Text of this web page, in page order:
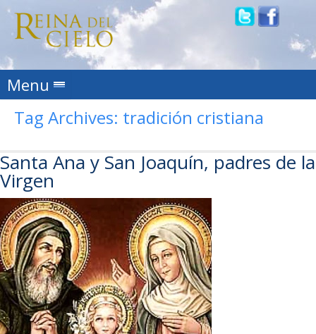
Menu Skip to content
Tag Archives: tradición cristiana
Santa Ana y San Joaquín, padres de la
Virgen